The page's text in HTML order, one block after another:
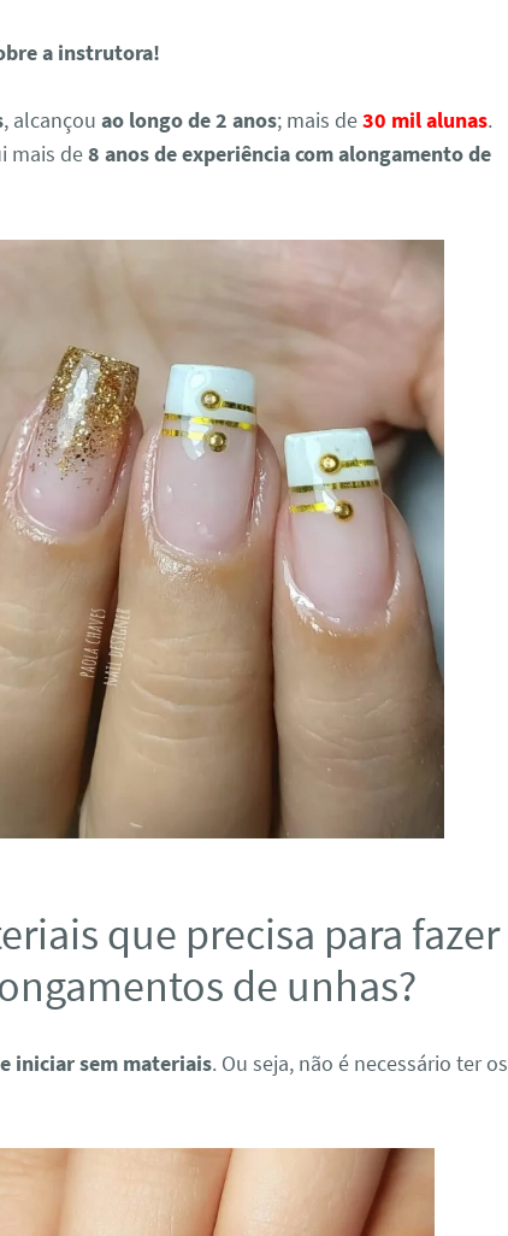
a instrutora!
, alcançouao longo de 2 anos; mais de30 mil alunas.
mais de8 anos de experiência com alongamento de
que precisa para fazer
de unhas?
iniciar sem materiais. Ou seja, não é necessário ter os